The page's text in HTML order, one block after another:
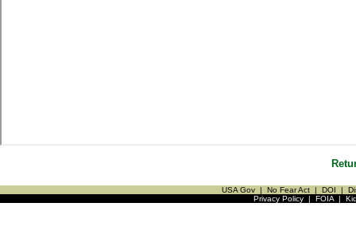
USA Gov | No Fear Act | DOI |
Privacy Policy| FOIA|